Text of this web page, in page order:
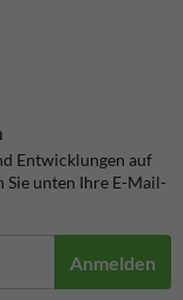
Entwicklungen auf
Sie unten Ihre E-Mail-
Anmelden